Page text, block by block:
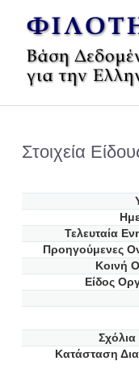
Στοιχεία
Τελευταία
Προηγούμενες
Κοινή
Είδος
Κατάσταση